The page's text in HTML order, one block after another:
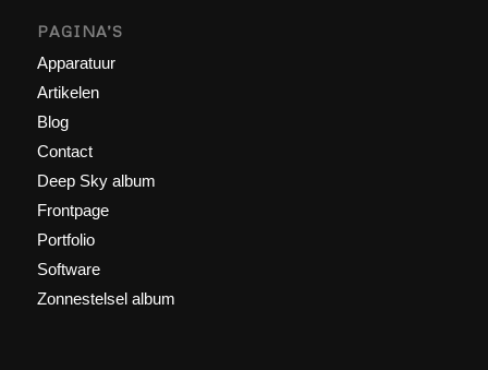
PAGINA’S
Apparatuur
Artikelen
Blog
Contact
Deep Sky album
Frontpage
Portfolio
Software
Zonnestelsel album